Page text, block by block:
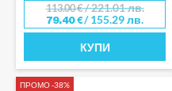
113.00€/ 221.01 лв.
79.40€/ 155.29 лв.
КУПИ
ПРОМО -38%